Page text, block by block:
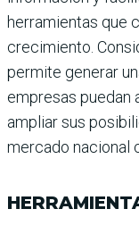
herramientas que
crecimiento.
permite generar
empresas puedan
ampliar sus
mercado nacional